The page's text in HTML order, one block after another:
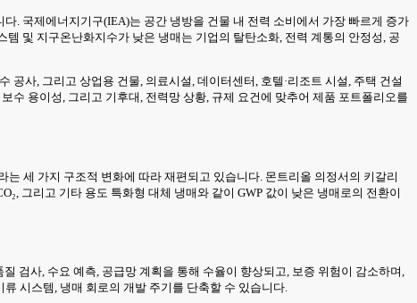
. 국제에너지기구(IEA)는 공간 냉방을 건물 내 전력 소비에서 가장 빠르게 증가
및 지구온난화지수가 낮은 냉매는 기업의 탈탄소화, 전력 계통의 안정성, 공
사, 그리고 상업용 건물, 의료시설, 데이터센터, 호텔·리조트 시설, 주택 건설
수 용이성, 그리고 기후대, 전력망 상황, 규제 요건에 맞추어 제품 포트폴리오를
세 가지 구조적 변화에 따라 재편되고 있습니다. 몬트리올 의정서의 키갈리
그리고 기타 용도 특화형 대체 냉매와 같이 GWP 값이 낮은 냉매로의 전환이
검사, 수요 예측, 공급망 계획을 통해 수율이 향상되고, 보증 위험이 감소하며,
시스템, 냉매 회로의 개발 주기를 단축할 수 있습니다.